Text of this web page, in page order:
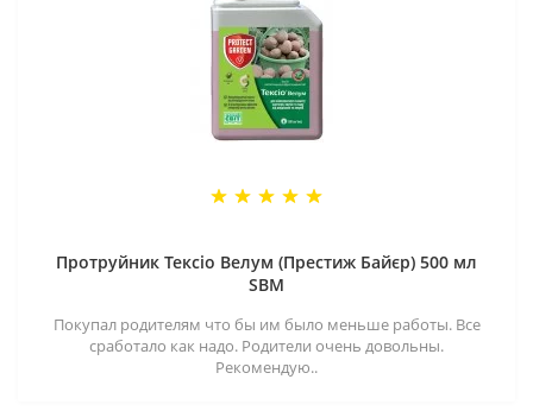
Протруйник Тексіо Велум (Престиж Байєр) 500 мл
SBM
Покупал родителям что бы им было меньше работы. Все
сработало как надо. Родители очень довольны.
Рекомендую..